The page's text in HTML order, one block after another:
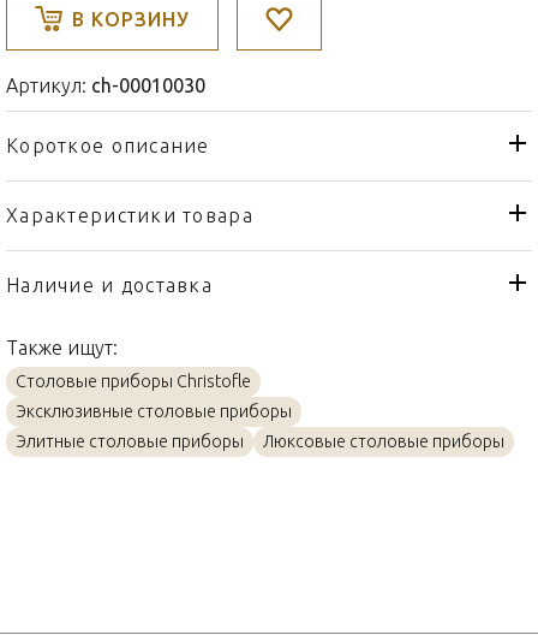
В КОРЗИНУ
Артикул: ch-00010030
Короткое описание
Характеристики товара
Тип товара
Нож
Бренд
Страна производителя
Материал
Посеребрение
Объем / Размер
24,5см
Наличие и доставка
Также ищут:
Столовые приборы Christofle
Эксклюзивные столовые приборы
Элитные столовые приборы
Люксовые столовые приборы